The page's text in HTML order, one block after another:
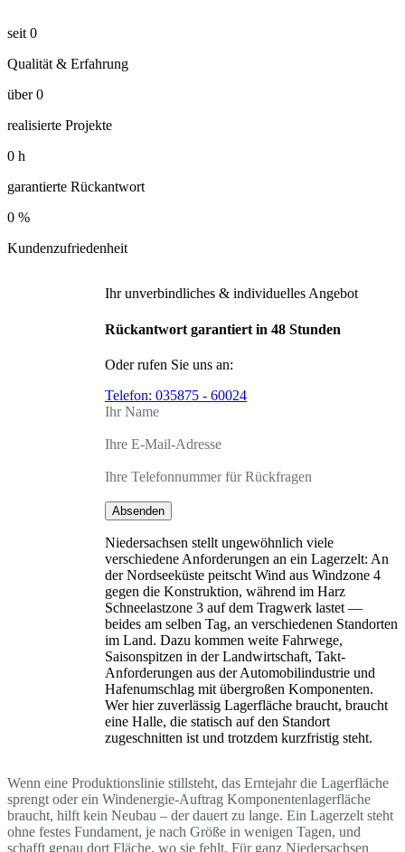
seit 0
Qualität & Erfahrung
über 0
realisierte Projekte
0 h
garantierte Rückantwort
0 %
Kundenzufriedenheit
Ihr unverbindliches & individuelles Angebot
Rückantwort garantiert in 48 Stunden
Oder rufen Sie uns an:
Telefon: 035875 - 60024
Ihr Name
Ihre E-Mail-Adresse
Ihre Telefonnummer für Rückfragen
Absenden
Niedersachsen stellt ungewöhnlich viele
verschiedene Anforderungen an ein Lagerzelt: An
der Nordseeküste peitscht Wind aus Windzone 4
gegen die Konstruktion, während im Harz
Schneelastzone 3 auf dem Tragwerk lastet —
beides am selben Tag, an verschiedenen Standorten
im Land. Dazu kommen weite Fahrwege,
Saisonspitzen in der Landwirtschaft, Takt-
Anforderungen aus der Automobilindustrie und
Hafenumschlag mit übergroßen Komponenten.
Wer hier zuverlässig Lagerfläche braucht, braucht
eine Halle, die statisch auf den Standort
zugeschnitten ist und trotzdem kurzfristig steht.
Wenn eine Produktionslinie stillsteht, das Erntejahr die Lagerfläche
sprengt oder ein Windenergie-Auftrag Komponentenlagerfläche
braucht, hilft kein Neubau – der dauert zu lange. Ein Lagerzelt steht
ohne festes Fundament, je nach Größe in wenigen Tagen, und
schafft genau dort Fläche, wo sie fehlt. Für ganz Niedersachsen